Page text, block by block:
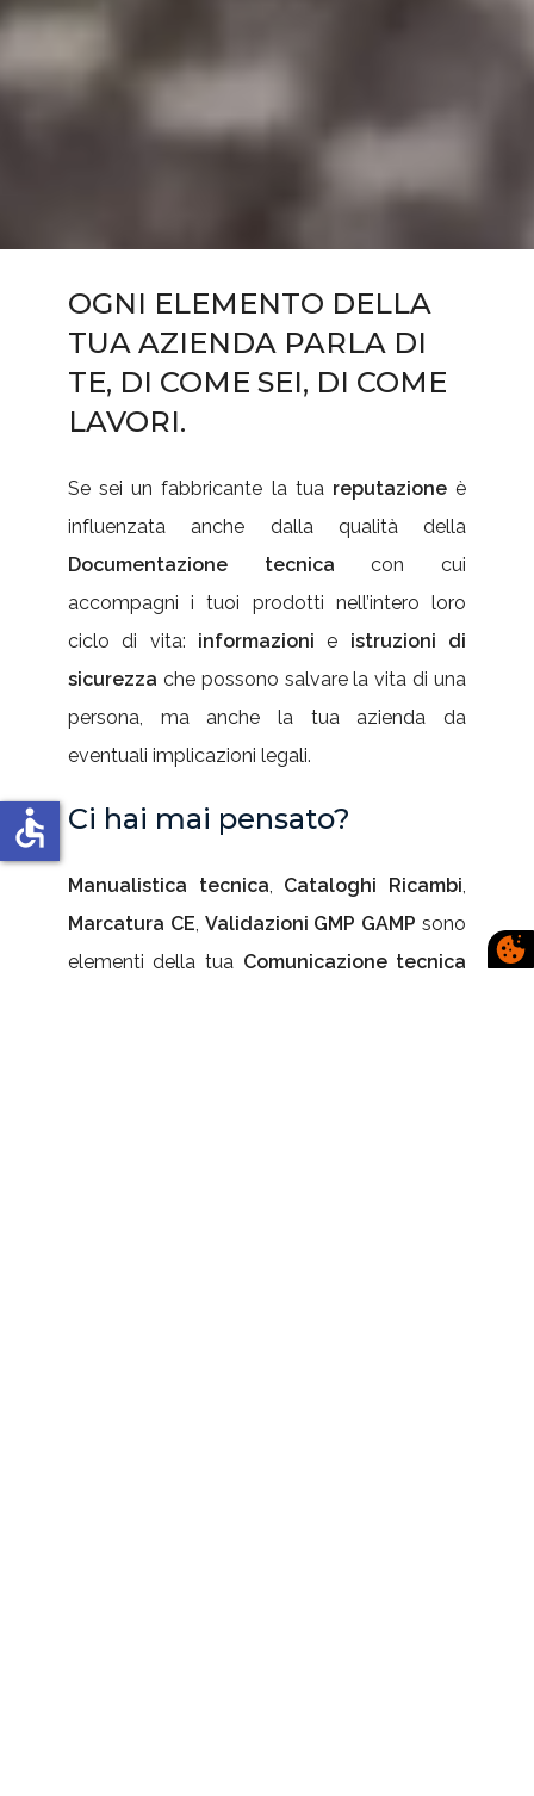
OGNI ELEMENTO DELLA
TUA AZIENDA PARLA DI
TE, DI COME SEI, DI COME
LAVORI.
Se sei un fabbricante la tua reputazione è
influenzata anche dalla qualità della
Documentazione tecnica con cui
accompagni i tuoi prodotti nell’intero loro
ciclo di vita: informazioni e istruzioni di
sicurezza che possono salvare la vita di una
persona, ma anche la tua azienda da
eventuali implicazioni legali.
Ci hai mai pensato?
Manualistica tecnica, Cataloghi Ricambi,
Marcatura CE, Validazioni GMP GAMP sono
elementi della tua Comunicazione tecnica
accessible